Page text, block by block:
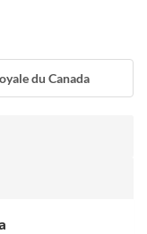
du Canada